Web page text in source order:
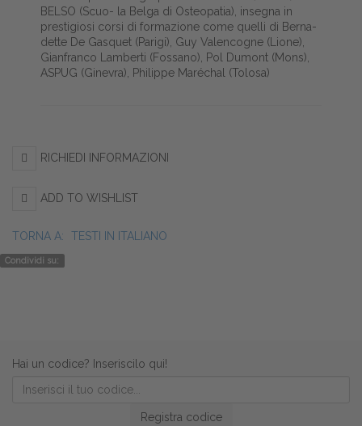
BELSO (Scuo- la Belga di Osteopatia), insegna in
prestigiosi corsi di formazione come quelli di Berna-
dette De Gasquet (Parigi), Guy Valencogne (Lione),
Gianfranco Lamberti (Fossano), Pol Dumont (Mons),
ASPUG (Ginevra), Philippe Maréchal (Tolosa)
RICHIEDI INFORMAZIONI
ADD TO WISHLIST
TORNA A: TESTI IN ITALIANO
Condividi su:
Hai un codice? Inseriscilo qui!
Registra codice